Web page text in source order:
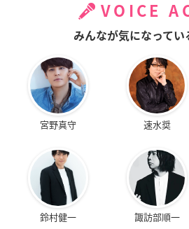
VOICE
みんなが気になってい
宮野真守 速水奨
鈴村健一 諏訪部順一